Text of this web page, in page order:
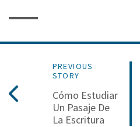
PREVIOUS
STORY
Cómo Estudiar
Un Pasaje De
La Escritura